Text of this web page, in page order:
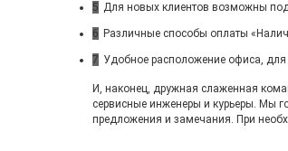
5 Для новых клиентов возможны
6 Различные способы оплаты
7 Удобное расположение офиса,
И, наконец, дружная слаженная
сервисные инженеры и курьеры. Мы
предложения и замечания. При